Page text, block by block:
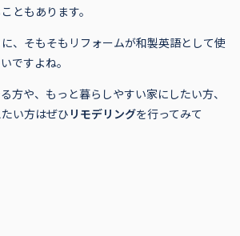
ともあります。
、そもそもリフォームが和製英語として使
ですよね。
方や、もっと暮らしやすい家にしたい方、
い方はぜひ リモデリングを行ってみて